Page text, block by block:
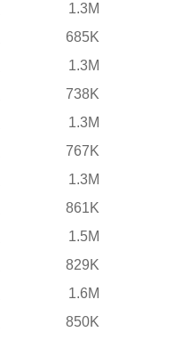
1.3M
685K
1.3M
738K
1.3M
767K
1.3M
861K
1.5M
829K
1.6M
850K